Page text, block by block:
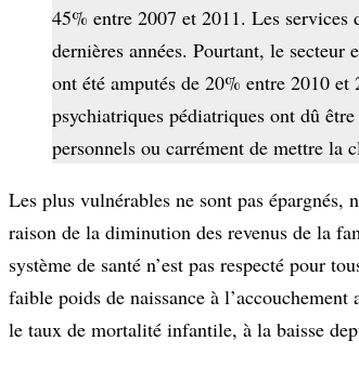
45% entre 2007 et 2011. Les
dernières années. Pourtant, le
ont été amputés de 20% entre 2010
psychiatriques pédiatriques ont dû
personnels ou carrément de mettre la
Les plus vulnérables ne sont pas épargnés,
raison de la diminution des revenus de la
système de santé n’est pas respecté pour
faible poids de naissance à
le taux de mortalité infantile, à la baisse